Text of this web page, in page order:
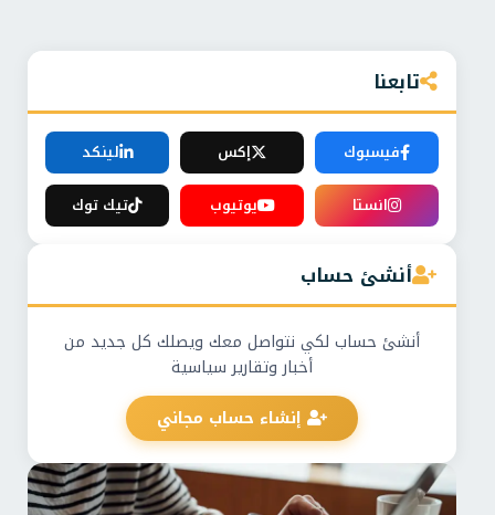
تابعنا
فيسبوك إكس
لينكد
انستا
يوتيوب تيك توك
أنشئ حساب
أنشئ حساب لكي نتواصل معك ويصلك كل جديد من
أخبار وتقارير سياسية
إنشاء حساب مجاني